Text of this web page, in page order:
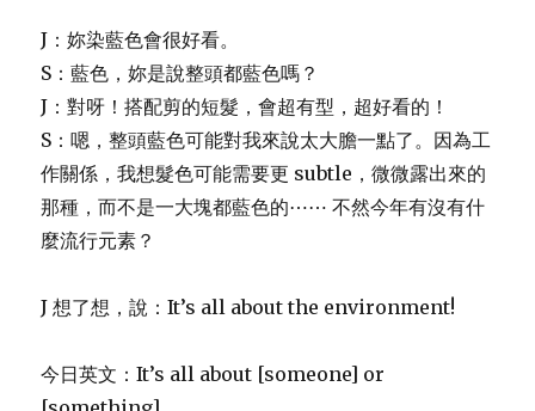
J：妳染藍色會很好看。
S：藍色，妳是說整頭都藍色嗎？
J：對呀！搭配剪的短髮，會超有型，超好看的！
S：嗯，整頭藍色可能對我來說太大膽一點了。因為工
作關係，我想髮色可能需要更 subtle，微微露出來的
那種，而不是一大塊都藍色的⋯⋯ 不然今年有沒有什
麼流行元素？
J 想了想，說：It’s all about the environment!
今日英文：It’s all about [someone] or